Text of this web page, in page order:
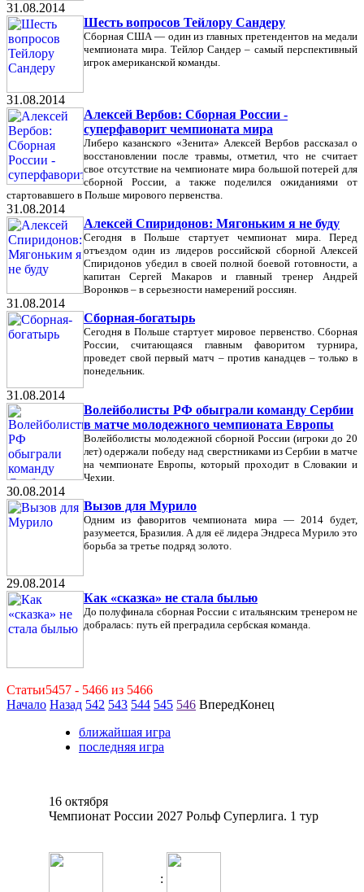
31.08.2014
Шесть вопросов Тейлору Сандеру
Сборная США — один из главных претендентов на медали
чемпионата мира. Тейлор Сандер – самый перспективный
игрок американской команды.
31.08.2014
Алексей Вербов: Сборная России -
суперфаворит чемпионата мира
Либеро казанского «Зенита» Алексей Вербов рассказал о
восстановлении после травмы, отметил, что не считает
свое отсутствие на чемпионате мира большой потерей для
сборной России, а также поделился ожиданиями от
стартовавшего в Польше мирового первенства.
31.08.2014
Алексей Спиридонов: Мягоньким я не буду
Сегодня в Польше стартует чемпионат мира. Перед
отъездом один из лидеров российской сборной Алексей
Спиридонов убедил в своей полной боевой готовности, а
капитан Сергей Макаров и главный тренер Андрей
Воронков – в серьезности намерений россиян.
31.08.2014
Сборная-богатырь
Сегодня в Польше стартует мировое первенство. Сборная
России, считающаяся главным фаворитом турнира,
проведет свой первый матч – против канадцев – только в
понедельник.
31.08.2014
Волейболисты РФ обыграли команду Сербии
в матче молодежного чемпионата Европы
Волейболисты молодежной сборной России (игроки до 20
лет) одержали победу над сверстниками из Сербии в матче
на чемпионате Европы, который проходит в Словакии и
Чехии.
30.08.2014
Вызов для Мурило
Одним из фаворитов чемпионата мира — 2014 будет,
разумеется, Бразилия. А для её лидера Эндреса Мурило это
борьба за третье подряд золото.
29.08.2014
Как «сказка» не стала былью
До полуфинала сборная России с итальянским тренером не
добралась: путь ей преградила сербская команда.
Статьи5457 - 5466 из 5466
Начало Назад 542 543 544 545 546 ВпередКонец
ближайшая игра
последняя игра
16 октября
Чемпионат России 2027 Рольф Суперлига. 1 тур
: